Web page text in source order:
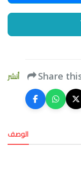
أنشر Share
الوصف